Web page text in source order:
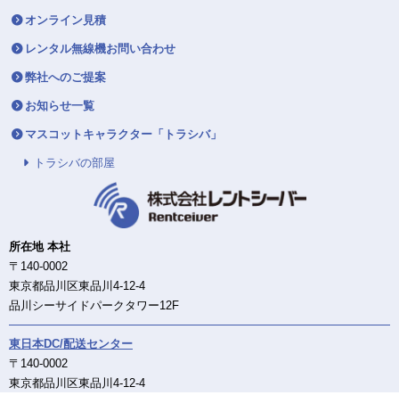
オンライン見積
レンタル無線機お問い合わせ
弊社へのご提案
お知らせ一覧
マスコットキャラクター「トラシバ」
トラシバの部屋
所在地 本社
〒140-0002
東京都品川区東品川4-12-4
品川シーサイドパークタワー12F
東日本DC/配送センター
〒140-0002
東京都品川区東品川4-12-4